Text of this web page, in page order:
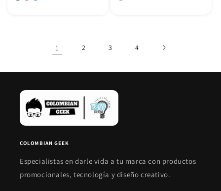
1 2 3 4
COLOMBIAN GEEK
Especialistas en darle vida a tu marca con productos
promocionales, tecnología y diseño creativo.